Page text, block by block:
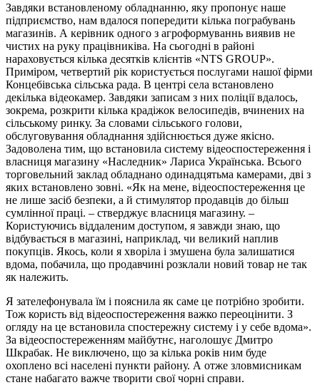
Завдяки встановленому обладнанню, яку пропонує наше
підприємство, нам вдалося попередити кілька пограбувань
магазинів. А керівник одного з агроформуваннь виявив не
чистих на руку працівниківа. На сьогодні в районі
нараховується кілька десятків клієнтів «NTS GROUP».
Приміром, четвертий рік користується послугами нашої фірми
Концебівська сільська рада. В центрі села встановлено
декілька відеокамер. Завдяки записам з них поліції вдалось,
зокрема, розкрити кілька крадіжок велосипедів, вчинених на
сільському ринку. За словами сільського голови,
обслуговування обладнання здійснюється дуже якісно.
Задоволена тим, що встановила систему відеоспостереження і
власниця магазину «Наследник» Лариса Українська. Всього
торговельний заклад обладнано одинадцятьма камерами, дві з
яких встановлено зовні. «Як на мене, відеоспостереження це
не лише засіб безпеки, а й стимулятор продавців до більш
сумлінної праці. – стверджує власниця магазину. –
Користуючись віддаленим доступом, я завжди знаю, що
відбувається в магазині, наприклад, чи великий наплив
покупців. Якось, коли я хворіла і змушена була залишатися
вдома, побачила, що продавчині розклали новий товар не так
як належить.
Я зателефонувала їм і пояснила як саме це потрібно зробити.
Тож користь від відеоспостереження важко переоцінити. З
огляду на це встановила спостережну систему і у себе вдома».
За відеоспостереженням майбутнє, наголошує Дмитро
Шкрабак. Не виключено, що за кілька років ним буде
охоплено всі населені пункти району. А отже зловмисникам
стане набагато важче творити свої чорні справи.